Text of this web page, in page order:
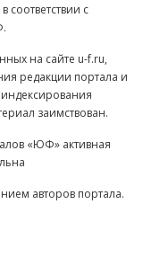
соответствии с
на сайте u-f.ru,
редакции портала и
заимствован.
«ЮФ» активная
авторов портала.